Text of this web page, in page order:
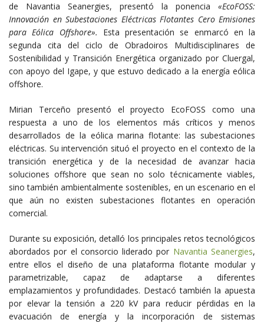
de Navantia Seanergies, presentó la ponencia «EcoFOSS:
Innovación en Subestaciones Eléctricas Flotantes Cero Emisiones
para Eólica Offshore». Esta presentación se enmarcó en la
segunda cita del ciclo de Obradoiros Multidisciplinares de
Sostenibilidad y Transición Energética organizado por Cluergal,
con apoyo del Igape, y que estuvo dedicado a la energía eólica
offshore.
Mirian Terceño presentó el proyecto EcoFOSS como una
respuesta a uno de los elementos más críticos y menos
desarrollados de la eólica marina flotante: las subestaciones
eléctricas. Su intervención situó el proyecto en el contexto de la
transición energética y de la necesidad de avanzar hacia
soluciones offshore que sean no solo técnicamente viables,
sino también ambientalmente sostenibles, en un escenario en el
que aún no existen subestaciones flotantes en operación
comercial.
Durante su exposición, detalló los principales retos tecnológicos
abordados por el consorcio liderado por Navantia Seanergies,
entre ellos el diseño de una plataforma flotante modular y
parametrizable, capaz de adaptarse a diferentes
emplazamientos y profundidades. Destacó también la apuesta
por elevar la tensión a 220 kV para reducir pérdidas en la
evacuación de energía y la incorporación de sistemas